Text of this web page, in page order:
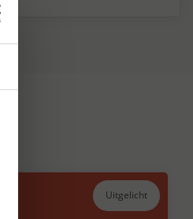
Uitgelicht